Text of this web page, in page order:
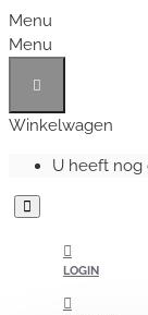
Menu
Menu
Winkelwagen
U heeft nog
LOGIN